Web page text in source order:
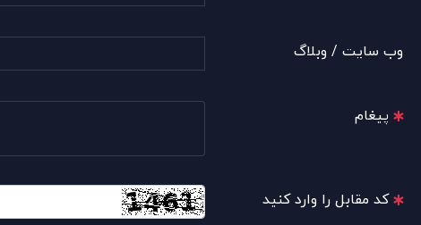
وب سایت / وبلاگ
پیغام
کد مقابل را وارد کنید